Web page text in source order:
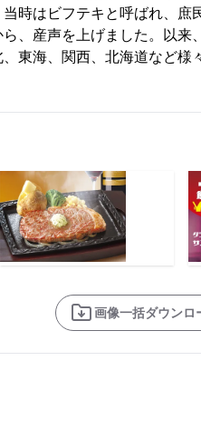
時はビフテキと呼ばれ、庶
、産声を上げました。以来
東海、関西、北海道など
画像一括ダウンロ